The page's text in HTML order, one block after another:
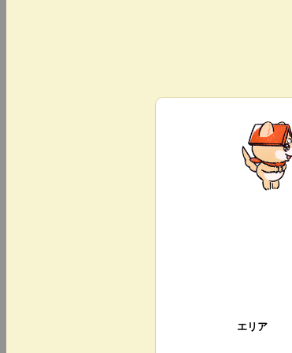
エリア